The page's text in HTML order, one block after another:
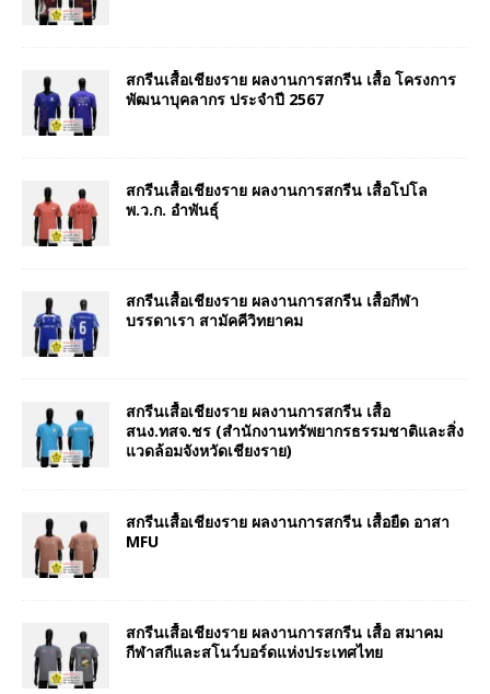
สกรีนเสื้อเชียงราย ผลงานการสกรีน เสื้อ โครงการ
พัฒนาบุคลากร ประจำปี 2567
สกรีนเสื้อเชียงราย ผลงานการสกรีน เสื้อโปโล
พ.ว.ก. อำพันธุ์
สกรีนเสื้อเชียงราย ผลงานการสกรีน เสื้อกีฬา
บรรดาเรา สามัคคีวิทยาคม
สกรีนเสื้อเชียงราย ผลงานการสกรีน เสื้อ
สนง.ทสจ.ชร (สำนักงานทรัพยากรธรรมชาติและสิ่ง
แวดล้อมจังหวัดเชียงราย)
สกรีนเสื้อเชียงราย ผลงานการสกรีน เสื้อยืด อาสา
MFU
สกรีนเสื้อเชียงราย ผลงานการสกรีน เสื้อ สมาคม
กีฬาสกีและสโนว์บอร์ดแห่งประเทศไทย